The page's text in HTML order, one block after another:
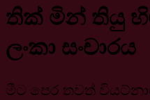
තික් මින් තියු
ලංකා සංචාරය
මීට පෙර තවත්